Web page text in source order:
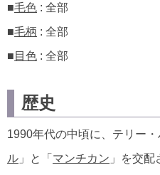
■毛色 : 全部
■毛柄 : 全部
■ 目色 : 全部
歴史
1990年代の中頃に、テリー・
ル 」と「 マンチカン 」を交